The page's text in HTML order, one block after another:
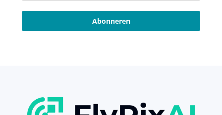
Abonneren